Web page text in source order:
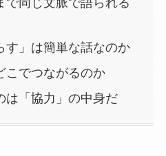
す」は簡単な話なのか
こでつながるのか
は「協力」の中身だ